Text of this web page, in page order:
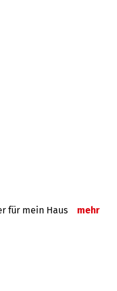
für mein Haus mehr